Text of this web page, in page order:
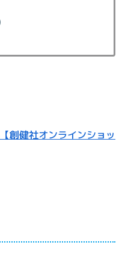
創健社オンラインショッ